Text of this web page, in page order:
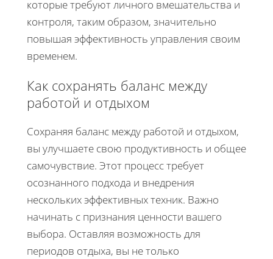
которые требуют личного вмешательства и
контроля, таким образом, значительно
повышая эффективность управления своим
временем.
Как сохранять баланс между
работой и отдыхом
Сохраняя баланс между работой и отдыхом,
вы улучшаете свою продуктивность и общее
самочувствие. Этот процесс требует
осознанного подхода и внедрения
нескольких эффективных техник. Важно
начинать с признания ценности вашего
выбора. Оставляя возможность для
периодов отдыха, вы не только